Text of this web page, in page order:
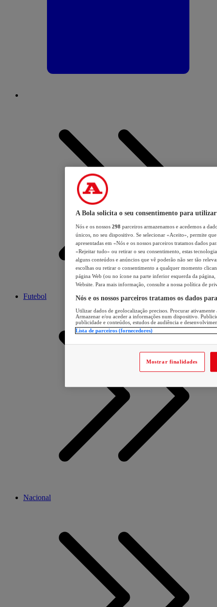
Futebol
Nacional
A Bola solicita o seu consentimento para utilizar
Nós e os nossos 298 parceiros armazenamos e acedemos a
únicos, no seu dispositivo. Se selecionar «Aceito», permite
apresentadas em «Nós e os nossos parceiros tratamos dados
«Rejeitar tudo» ou retirar o seu consentimento, estas
alguns conteúdos e anúncios que vê poderão não ser tão
escolhas ou retirar o consentimento a qualquer momento
página Web (ou no ícone na parte inferior esquerda da página,
Website. Para mais informação, consulte a nossa política de
Nós e os nossos parceiros tratamos os dados
Utilizar dados de geolocalização precisos. Procurar
Armazenar e/ou aceder a informações num dispositivo.
publicidade e conteúdos, estudos de audiência e
Lista de parceiros (fornecedores)
Mostrar finalidades